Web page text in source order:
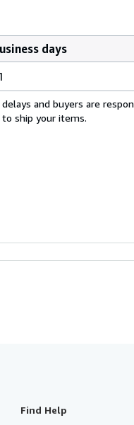
days
and buyers are
to ship your items.
Find Help